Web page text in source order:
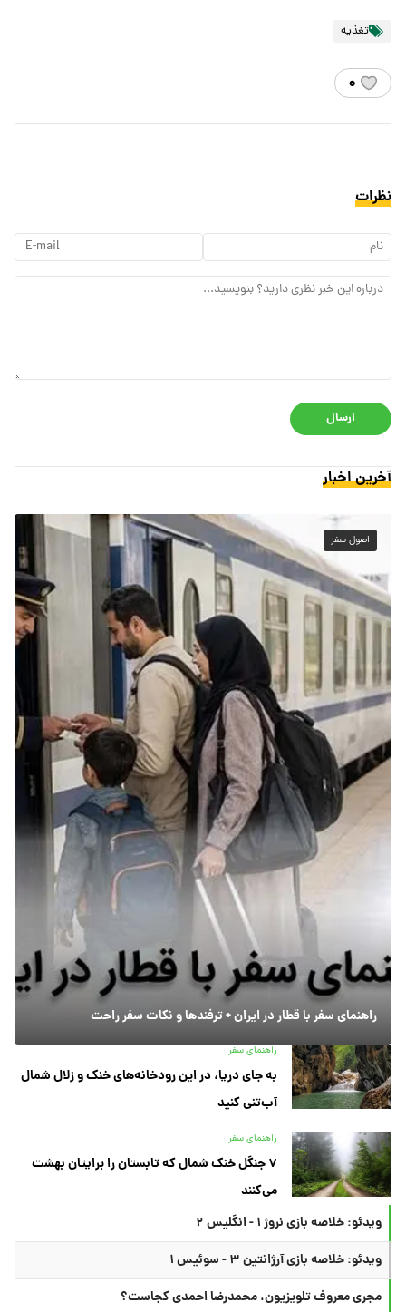
تغذیه
۰
نظرات
ارسال
آخرین اخبار
اصول سفر
راهنمای سفر با قطار در ایران + ترفندها و نکات سفر راحت
راهنمای سفر
به جای دریا، در این رودخانه‌های خنک و زلال شمال
آب‌تنی کنید
راهنمای سفر
۷ جنگل خنک شمال که تابستان را برایتان بهشت
می‌کنند
ویدئو: خلاصه بازی نروژ ۱ - انگلیس ۲
ویدئو: خلاصه بازی آرژانتین ۳ - سوئیس ۱
مجری معروف تلویزیون، محمدرضا احمدی کجاست؟